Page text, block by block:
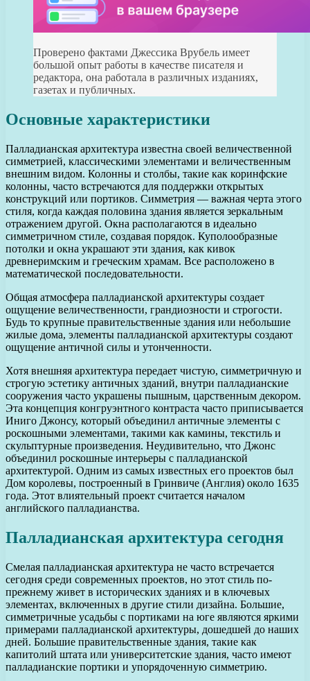
Проверено фактами Джессика Врубель имеет
большой опыт работы в качестве писателя и
редактора, она работала в различных изданиях,
газетах и публичных.
Основные характеристики
Палладианская архитектура известна своей величественной
симметрией, классическими элементами и величественным
внешним видом. Колонны и столбы, такие как коринфские
колонны, часто встречаются для поддержки открытых
конструкций или портиков. Симметрия — важная черта этого
стиля, когда каждая половина здания является зеркальным
отражением другой. Окна располагаются в идеально
симметричном стиле, создавая порядок. Куполообразные
потолки и окна украшают эти здания, как кивок
древнеримским и греческим храмам. Все расположено в
математической последовательности.
Общая атмосфера палладианской архитектуры создает
ощущение величественности, грандиозности и строгости.
Будь то крупные правительственные здания или небольшие
жилые дома, элементы палладианской архитектуры создают
ощущение античной силы и утонченности.
Хотя внешняя архитектура передает чистую, симметричную и
строгую эстетику античных зданий, внутри палладианские
сооружения часто украшены пышным, царственным декором.
Эта концепция конгруэнтного контраста часто приписывается
Иниго Джонсу, который объединил античные элементы с
роскошными элементами, такими как камины, текстиль и
скульптурные произведения. Неудивительно, что Джонс
объединил роскошные интерьеры с палладианской
архитектурой. Одним из самых известных его проектов был
Дом королевы, построенный в Гринвиче (Англия) около 1635
года. Этот влиятельный проект считается началом
английского палладианства.
Палладианская архитектура сегодня
Смелая палладианская архитектура не часто встречается
сегодня среди современных проектов, но этот стиль по-
прежнему живет в исторических зданиях и в ключевых
элементах, включенных в другие стили дизайна. Большие,
симметричные усадьбы с портиками на юге являются яркими
примерами палладианской архитектуры, дошедшей до наших
дней. Большие правительственные здания, такие как
капитолий штата или университетские здания, часто имеют
палладианские портики и упорядоченную симметрию.